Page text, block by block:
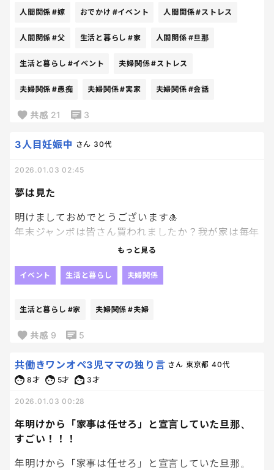
「ここは想像と違った」みたいな体験談があれば教
きたいです😊
空気が微妙すぎる。
理由は弟嫁と実父の相性が、クソほど悪いから。
な生ぬるい話じゃない。もはや、同じ空間にいるだ
で、その死臭みたいな空気をどうするかって？
話題振るわ、おもしろくないことにも大袈裟に笑う
わ、誰かが黙ったらフォローするわ、もちろん場が
あれそうになったときの軌道修正も。
旦那からも「実家でゆっくりしてきなよ～」みたい
って？ゆっくりすればよいの？？？
私の「ゆっくり」は、滞在中一瞬もなかったんだけ
ど。
実家に着いて、30分くらいで思った。
人間関係 #嫁 おでかけ #イベント 人間関係#ストレス
人間関係 #父 生活と暮らし #家 人間関係 #旦那
生活と暮らし #イベント 夫婦関係#ストレス
夫婦関係 #愚痴 夫婦関係#実家 夫婦関係 #会話
共感 21 3
夢は見た
3人目妊娠中 さん 30代
2026.01.03 02:45
明けましておめでとうございます🎍
年末ジャンボは皆さん買われましたか？我が家は毎年
恒例なので、もちろん購入済み。これから番号の確
開封してる。笑
想の話を夫婦でして楽しんでる。これで十分なので
もっと見る
イベント 生活と暮らし 夫婦関係
生活と暮らし #家 夫婦関係 #夫婦
共感 9 5
年明けから「家事は任せろ」と宣言していた旦那、
すごい！！！
共働きワンオペ3児ママの独り言 さん 東京都 40代
8才
5才 3才
2026.01.03 00:28
年明けから「家事は任せろ」と宣言していた旦那。